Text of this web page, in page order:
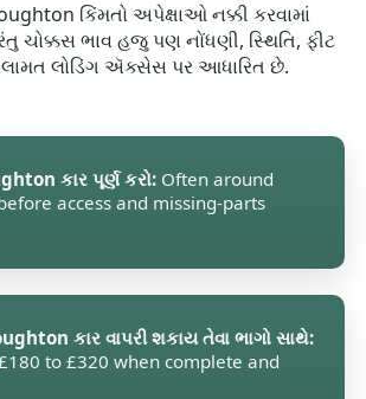
કિંમતો અપેક્ષાઓ નક્કી કરવામાં
ચોક્કસ ભાવ હજુ પણ નોંધણી, સ્થિતિ, ફીટ
લોડિંગ ઍક્સેસ પર આધારિત છે.
કાર પૂર્ણ કરો: Often around
access and missing-parts
કાર વાપરી શકાય તેવા ભાગો સાથે:
to £320 when complete and